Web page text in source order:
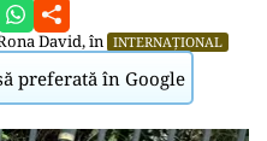
David, în INTERNAȚIONAL
preferată în Google